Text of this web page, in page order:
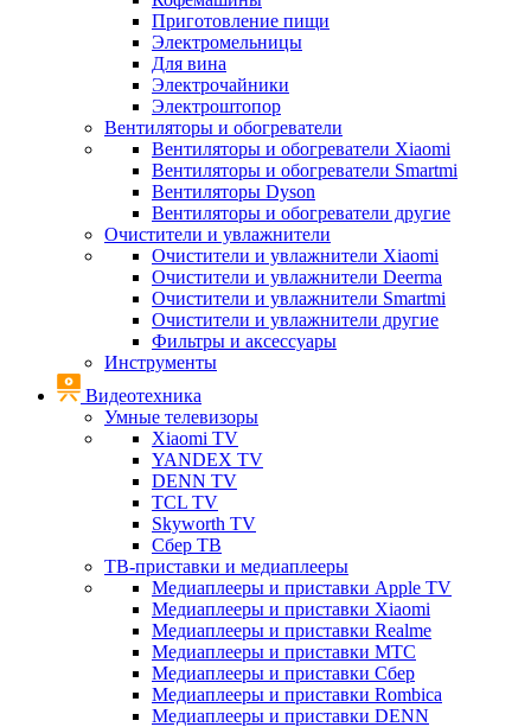
Приготовление пищи
Электромельницы
Для вина
Электрочайники
Электроштопор
Вентиляторы и обогреватели
Вентиляторы и обогреватели Xiaomi
Вентиляторы и обогреватели Smartmi
Вентиляторы Dyson
Вентиляторы и обогреватели другие
Очистители и увлажнители
Очистители и увлажнители Xiaomi
Очистители и увлажнители Deerma
Очистители и увлажнители Smartmi
Очистители и увлажнители другие
Фильтры и аксессуары
Инструменты
Видеотехника
Умные телевизоры
Xiaomi TV
YANDEX TV
DENN TV
TCL TV
Skyworth TV
Сбер ТВ
ТВ-приставки и медиаплееры
Медиаплееры и приставки Apple TV
Медиаплееры и приставки Xiaomi
Медиаплееры и приставки Realme
Медиаплееры и приставки МТС
Медиаплееры и приставки Сбер
Медиаплееры и приставки Rombica
Медиаплееры и приставки DENN